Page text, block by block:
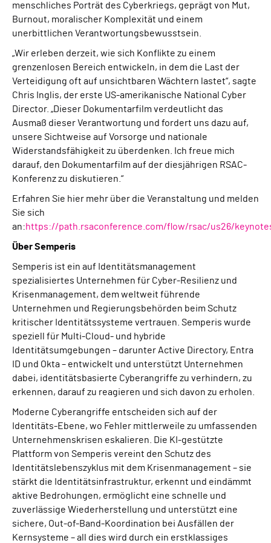
menschliches Porträt des Cyberkriegs, geprägt von Mut,
Burnout, moralischer Komplexität und einem
unerbittlichen Verantwortungsbewusstsein.
„Wir erleben derzeit, wie sich Konflikte zu einem
grenzenlosen Bereich entwickeln, in dem die Last der
Verteidigung oft auf unsichtbaren Wächtern lastet“, sagte
Chris Inglis, der erste US-amerikanische National Cyber
Director. „Dieser Dokumentarfilm verdeutlicht das
Ausmaß dieser Verantwortung und fordert uns dazu auf,
unsere Sichtweise auf Vorsorge und nationale
Widerstandsfähigkeit zu überdenken. Ich freue mich
darauf, den Dokumentarfilm auf der diesjährigen RSAC-
Konferenz zu diskutieren.“
Erfahren Sie hier mehr über die Veranstaltung und melden
Sie sich
an:https://path.rsaconference.com/flow/rsac/us26/
Über Semperis
Semperis ist ein auf Identitätsmanagement
spezialisiertes Unternehmen für Cyber-Resilienz und
Krisenmanagement, dem weltweit führende
Unternehmen und Regierungsbehörden beim Schutz
kritischer Identitätssysteme vertrauen. Semperis wurde
speziell für Multi-Cloud- und hybride
Identitätsumgebungen – darunter Active Directory, Entra
ID und Okta – entwickelt und unterstützt Unternehmen
dabei, identitätsbasierte Cyberangriffe zu verhindern, zu
erkennen, darauf zu reagieren und sich davon zu erholen.
Moderne Cyberangriffe entscheiden sich auf der
Identitäts-Ebene, wo Fehler mittlerweile zu umfassenden
Unternehmenskrisen eskalieren. Die KI-gestützte
Plattform von Semperis vereint den Schutz des
Identitätslebenszyklus mit dem Krisenmanagement – sie
stärkt die Identitätsinfrastruktur, erkennt und eindämmt
aktive Bedrohungen, ermöglicht eine schnelle und
zuverlässige Wiederherstellung und unterstützt eine
sichere, Out-of-Band-Koordination bei Ausfällen der
Kernsysteme – all dies wird durch ein erstklassiges